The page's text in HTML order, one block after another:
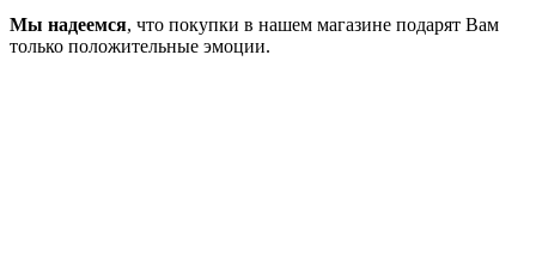
Мы надеемся, что покупки в нашем магазине подарят Вам
только положительные эмоции.